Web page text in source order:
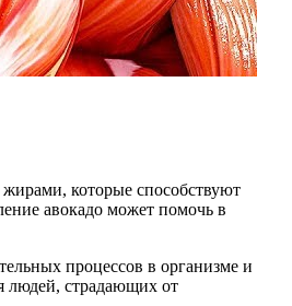
которые способствуют
авокадо может помочь в
процессов в организме и
людей, страдающих от